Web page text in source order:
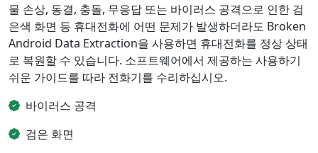
물 손상, 동결, 충돌, 무응답 또는 바이러스 공격으로 인한 검
은색 화면 등 휴대전화에 어떤 문제가 발생하더라도 Broken
Android Data Extraction을 사용하면 휴대전화를 정상 상태
로 복원할 수 있습니다. 소프트웨어에서 제공하는 사용하기
쉬운 가이드를 따라 전화기를 수리하십시오.
바이러스 공격
검은 화면